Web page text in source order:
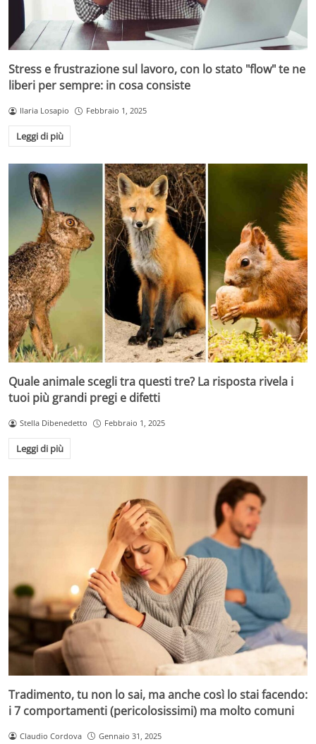
Stress e frustrazione sul lavoro, con lo stato "flow" te ne
liberi per sempre: in cosa consiste
Ilaria Losapio Febbraio 1, 2025
Leggi di più
Quale animale scegli tra questi tre? La risposta rivela i
tuoi più grandi pregi e difetti
Stella Dibenedetto Febbraio 1, 2025
Leggi di più
Tradimento, tu non lo sai, ma anche così lo stai facendo:
i 7 comportamenti (pericolosissimi) ma molto comuni
Claudio Cordova Gennaio 31, 2025